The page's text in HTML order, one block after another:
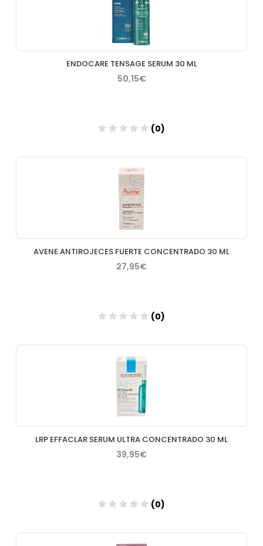
ENDOCARE TENSAGE SERUM 30 ML
50,15€
(0)
Añadir
AVENE ANTIROJECES FUERTE CONCENTRADO 30 ML
27,95€
(0)
Añadir
LRP EFFACLAR SERUM ULTRA CONCENTRADO 30 ML
39,95€
(0)